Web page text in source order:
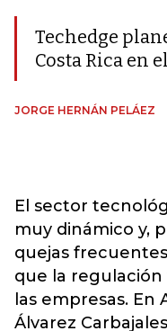
Techedge
Costa Rica en
JORGE HERNÁN PELÁEZ
El sector
muy dinámico y,
quejas
que la regulación
las empresas.
Álvarez